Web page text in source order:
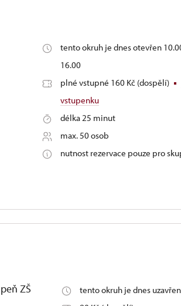
tento okruh je dnes otevřen
16.00
plné vstupné 160 Kč (dospělí)
vstupenku
délka 25 minut
max. 50 osob
nutnost rezervace pouze pro
ZŠ
tento okruh je dnes uzavřen